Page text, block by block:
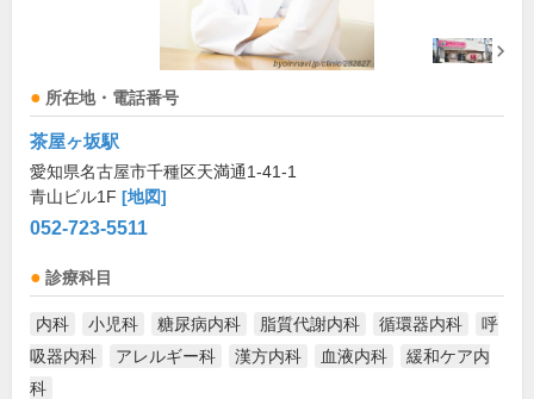
所在地・電話番号
茶屋ヶ坂駅
愛知県名古屋市千種区天満通1-41-1
青山ビル1F [地図]
052-723-5511
診療科目
内科 小児科 糖尿病内科 脂質代謝内科 循環器内科
呼
吸器内科
アレルギー科 漢方内科 血液内科
緩和ケア内
科